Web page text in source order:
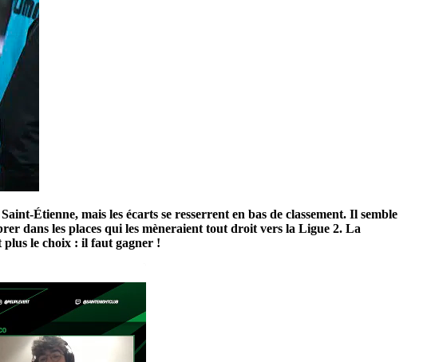
Étienne, mais les écarts se resserrent en bas de classement. Il semble
dans les places qui les mèneraient tout droit vers la Ligue 2. La
plus le choix : il faut gagner !